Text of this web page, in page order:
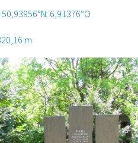
50,93956°N: 6,91376°O
m